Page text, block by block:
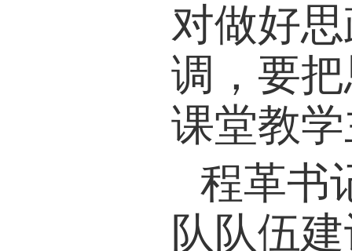
对做好
调，要
课堂教
程革书
队队伍